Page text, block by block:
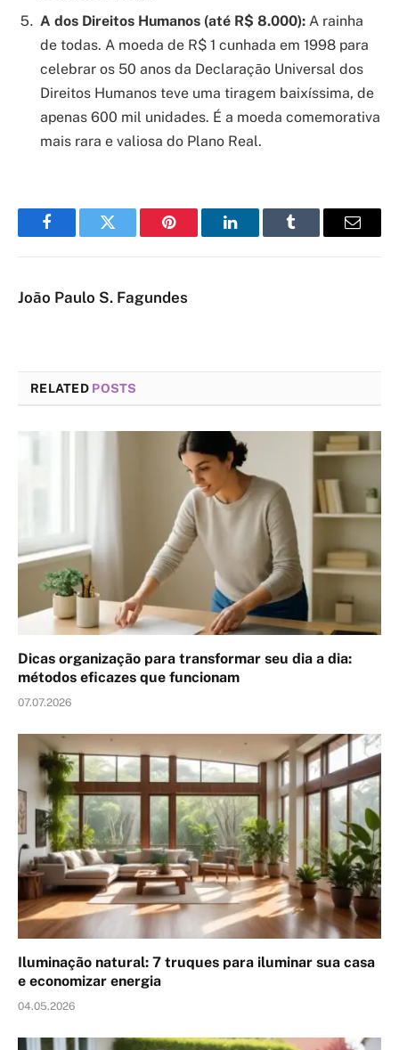
A dos Direitos Humanos (até R$ 8.000): A rainha
de todas. A moeda de R$ 1 cunhada em 1998 para
celebrar os 50 anos da Declaração Universal dos
Direitos Humanos teve uma tiragem baixíssima, de
apenas 600 mil unidades. É a moeda comemorativa
mais rara e valiosa do Plano Real.
FacebookTwitter Pinterest LinkedInTumblr Email
João Paulo S. Fagundes
RELATED POSTS
Dicas organização para transformar seu dia a dia:
métodos eficazes que funcionam
07.07.2026
Iluminação natural: 7 truques para iluminar sua casa
e economizar energia
04.05.2026